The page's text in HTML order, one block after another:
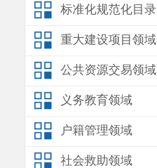
标准化规范化目录
重大建设项目领域
公共资源交易领域
义务教育领域
户籍管理领域
社会救助领域